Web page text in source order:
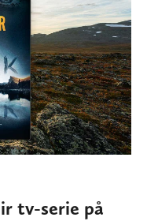
tv-serie på